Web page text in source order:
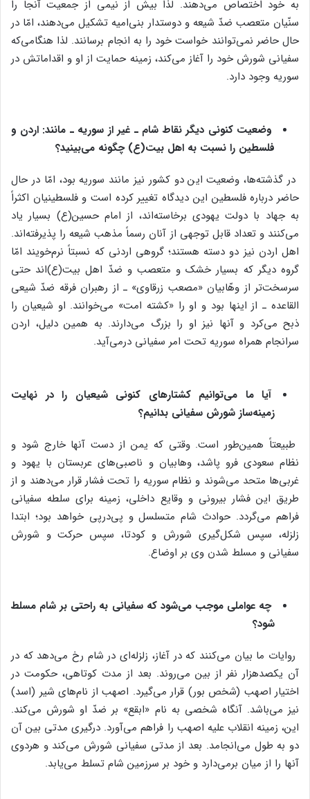
به خود اختصاص می‌دهند. لذا بیش از نیمی از جمعیت آنجا را
سنّیان متعصب ضدّ شیعه و دوستدار بنی‌امیه تشکیل می‌دهند، امّا در
حال حاضر نمی‌توانند خواست خود را به انجام برسانند. لذا هنگامی‌که
سفیانی شورش خود را آغاز می‌کند، زمینه حمایت از او و اقداماتش در
سوریه وجود دارد.
وضعیت کنونی دیگر نقاط شام ـ غیر از سوریه ـ مانند: اردن و
فلسطین را نسبت به اهل بیت(ع) چگونه می‌بینید؟
در گذشته‌ها، وضعیت این دو کشور نیز مانند سوریه بود، امّا در حال
حاضر درباره فلسطین این دیدگاه تغییر کرده است و فلسطینیان اکثراً
به جهاد با دولت یهودی برخاسته‌اند، از امام حسین(ع) بسیار یاد
می‌کنند و تعداد قابل توجهی از آنان رسماً مذهب شیعه را پذیرفته‌اند.
اهل اردن نیز دو دسته هستند؛ گروهی اردنی که نسبتاً نرم‌خویند امّا
گروه دیگر که بسیار خشک و متعصب و ضدّ اهل بیت(ع)اند حتی
سرسخت‌تر از وهّابیان «مصعب زرقاوی» ـ از رهبران فرقه ضدّ شیعی
القاعده ـ از اینها بود و او را «کشته امت» می‌خوانند. او شیعیان را
ذبح می‌کرد و آنها نیز او را بزرگ می‌دارند. به همین دلیل، اردن
سرانجام همراه سوریه تحت امر سفیانی درمی‌آید.
آیا ما می‌توانیم کشتارهای کنونی شیعیان را در نهایت
زمینه‌ساز شورش سفیانی بدانیم؟
طبیعتاً همین‌طور است. وقتی که یمن از دست آنها خارج شود و
نظام سعودی فرو پاشد، وهابیان و ناصبی‌های عربستان با یهود و
غربی‌ها متحد می‌شوند و نظام سوریه را تحت فشار قرار می‌دهند و از
طریق این فشار بیرونی و وقایع داخلی، زمینه برای سلطه سفیانی
فراهم می‌گردد. حوادث شام متسلسل و پی‌درپی خواهد بود؛ ابتدا
زلزله، سپس شکل‌گیری شورش و کودتا، سپس حرکت و شورش
سفیانی و مسلط شدن وی بر اوضاع.
چه عواملی موجب می‌شود که سفیانی به راحتی بر شام مسلط
شود؟
روایات ما بیان می‌کنند که در آغاز، زلزله‌ای در شام رخ می‌دهد که در
آن یکصدهزار نفر از بین می‌روند. بعد از مدت کوتاهی، حکومت در
اختیار اصهب (شخص بور) قرار می‌گیرد. اصهب از نام‌های شیر (اسد)
نیز می‌باشد. آنگاه شخصی به نام «ابقع» بر ضدّ او شورش می‌کند.
این، زمینه انقلاب علیه اصهب را فراهم می‌آورد. درگیری مدتی بین آن
دو به طول می‌انجامد. بعد از مدتی سفیانی شورش می‌کند و هردوی
آنها را از میان برمی‌دارد و خود بر سرزمین شام تسلط می‌یابد.